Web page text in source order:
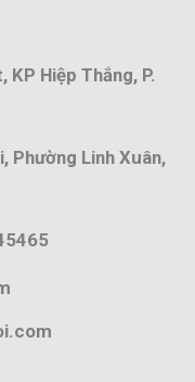
Hiệp Thắng, P.
Phường Linh Xuân,